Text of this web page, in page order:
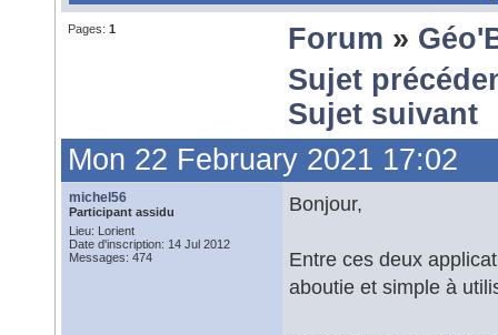
Pages: 1 Forum »
Sujet
Sujet suivant
Mon 22 February 2021 17:02
michel56
Participant assidu
Lieu: Lorient
Date d'inscription: 14 Jul 2012
Messages: 474
Bonjour,
Entre ces deux
aboutie et simple à